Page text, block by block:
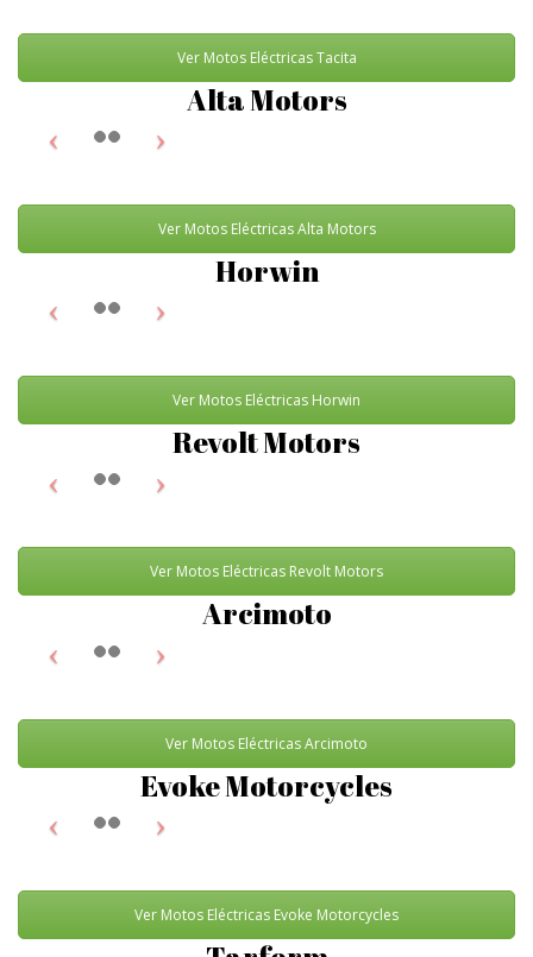
Ver Motos Eléctricas Tacita
Alta Motors
Ver Motos Eléctricas Alta Motors
Horwin
Ver Motos Eléctricas Horwin
Revolt Motors
Ver Motos Eléctricas Revolt Motors
Arcimoto
Ver Motos Eléctricas Arcimoto
Evoke Motorcycles
Ver Motos Eléctricas Evoke Motorcycles